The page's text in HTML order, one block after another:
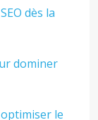
dès la
dominer
le